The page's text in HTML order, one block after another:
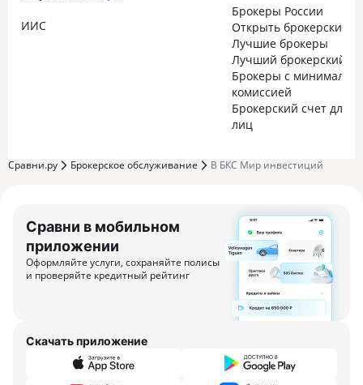
ИИС
Брокеры России
Открыть брокерский
Лучшие брокеры
Лучший брокерский
Брокеры с
комиссией
Брокерский счет для
лиц
Сравни.ру Брокерское обслуживание В БКС Мир инвестиций
Сравни в мобильном
приложении
Оформляйте услуги, сохраняйте полисы
и проверяйте кредитный рейтинг
Скачать приложение